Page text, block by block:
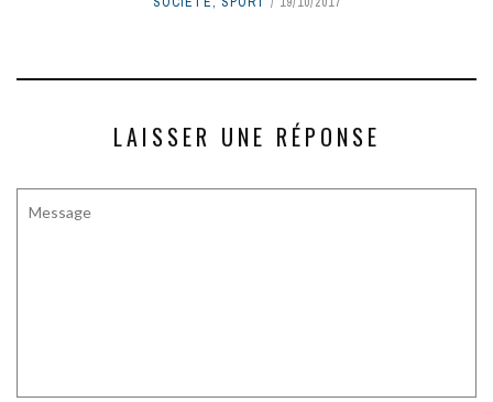
LAISSER UNE RÉPONSE